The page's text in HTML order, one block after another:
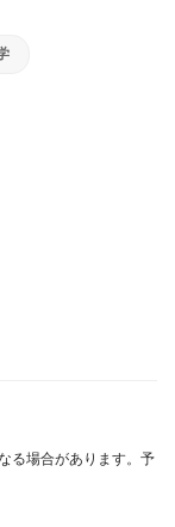
る場合があります。予